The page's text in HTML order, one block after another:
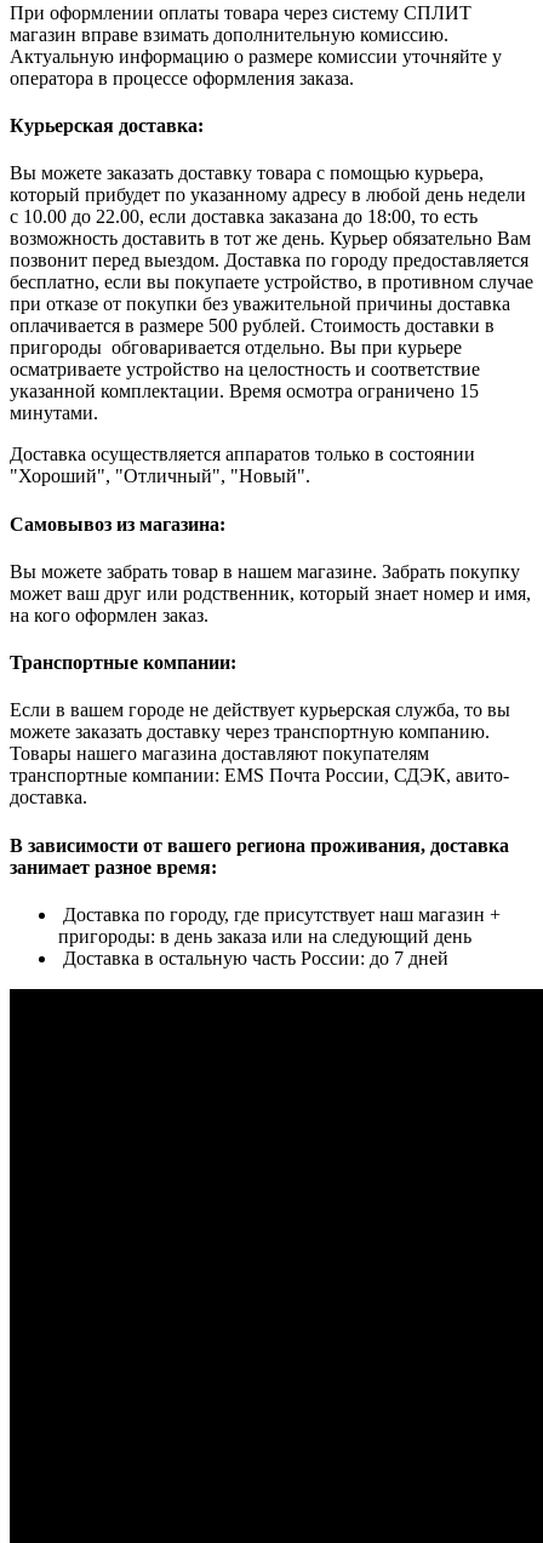
При оформлении оплаты товара через систему СПЛИТ
магазин вправе взимать дополнительную комиссию.
Актуальную информацию о размере комиссии уточняйте у
оператора в процессе оформления заказа.
Курьерская доставка:
Вы можете заказать доставку товара с помощью курьера,
который прибудет по указанному адресу в любой день недели
с 10.00 до 22.00, если доставка заказана до 18:00, то есть
возможность доставить в тот же день. Курьер обязательно Вам
позвонит перед выездом. Доставка по городу предоставляется
бесплатно, если вы покупаете устройство, в противном случае
при отказе от покупки без уважительной причины доставка
оплачивается в размере 500 рублей. Стоимость доставки в
пригороды обговаривается отдельно. Вы при курьере
осматриваете устройство на целостность и соответствие
указанной комплектации. Время осмотра ограничено 15
минутами.
Доставка осуществляется аппаратов только в состоянии
"Хороший", "Отличный", "Новый".
Самовывоз из магазина:
Вы можете забрать товар в нашем магазине. Забрать покупку
может ваш друг или родственник, который знает номер и имя,
на кого оформлен заказ.
Транспортные компании:
Если в вашем городе не действует курьерская служба, то вы
можете заказать доставку через транспортную компанию.
Товары нашего магазина доставляют покупателям
транспортные компании: EMS Почта России, СДЭК, авито-
доставка.
В зависимости от вашего региона проживания, доставка
занимает разное время:
Доставка по городу, где присутствует наш магазин +
пригороды: в день заказа или на следующий день
Доставка в остальную часть России: до 7 дней